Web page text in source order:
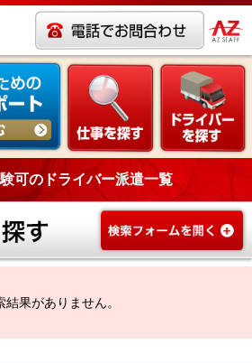
可のドライバー派遣一覧
結果がありません。